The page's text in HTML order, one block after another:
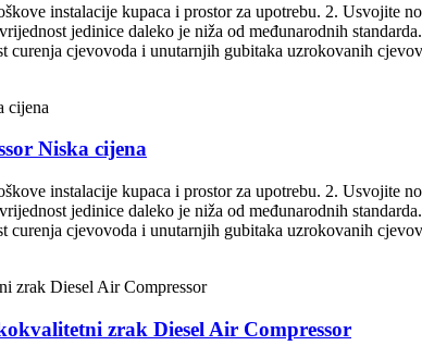
instalacije kupaca i prostor za upotrebu. 2. Usvojite
jedinice daleko je niža od međunarodnih
curenja cjevovoda i unutarnjih gubitaka uzrokovanih
Niska cijena
instalacije kupaca i prostor za upotrebu. 2. Usvojite
jedinice daleko je niža od međunarodnih
curenja cjevovoda i unutarnjih gubitaka uzrokovanih
zrak Diesel Air Compressor